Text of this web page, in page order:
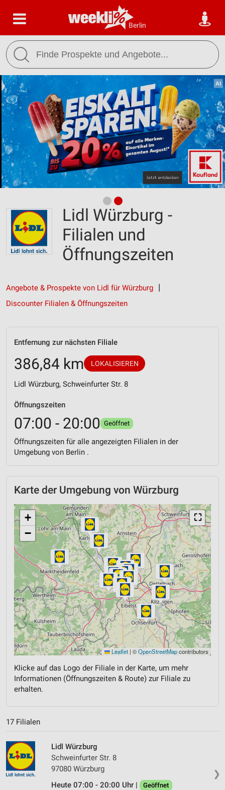
Berlin
Lidl Würzburg -
Filialen und
Öffnungszeiten
Angebote & Prospekte von Lidl für Würzburg
Discounter Filialen & Öffnungszeiten
Entfernung zur nächsten Filiale
386,84 km LOKALISIEREN
Lidl Würzburg, Schweinfurter Str. 8
Öffnungszeiten
07:00 - 20:00 Geöffnet
Öffnungszeiten für alle angezeigten Filialen in der
Umgebung von Berlin .
Karte der Umgebung von Würzburg
⛶
+
−
Leaflet | ©OpenStreetMapcontributors
Klicke auf das Logo der Filiale in der Karte, um mehr
Informationen (Öffnungszeiten & Route) zur Filiale zu
erhalten.
17 Filialen
❯
Lidl Würzburg
Schweinfurter Str. 8
97080 Würzburg
Heute 07:00 - 20:00 Uhr |
Geöffnet